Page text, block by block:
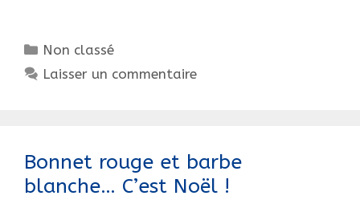
Catégories
Non classé
Laisser un commentaire
Bonnet rouge et barbe
blanche… C’est Noël !